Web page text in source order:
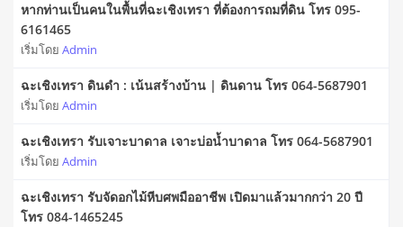
หากท่านเป็นคนในพื้นที่ฉะเชิงเทรา ที่ต้องการถมที่ดิน โทร 095-
6161465
เริ่มโดย Admin
ฉะเชิงเทรา ดินดำ : เน้นสร้างบ้าน | ดินดาน โทร 064-5687901
เริ่มโดย Admin
ฉะเชิงเทรา รับเจาะบาดาล เจาะบ่อน้ำบาดาล โทร 064-5687901
เริ่มโดย Admin
ฉะเชิงเทรา รับจัดอกไม้หีบศพมืออาชีพ เปิดมาแล้วมากกว่า 20 ปี
โทร 084-1465245